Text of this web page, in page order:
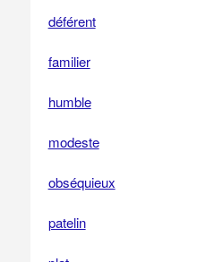
déférent
familier
humble
modeste
obséquieux
patelin